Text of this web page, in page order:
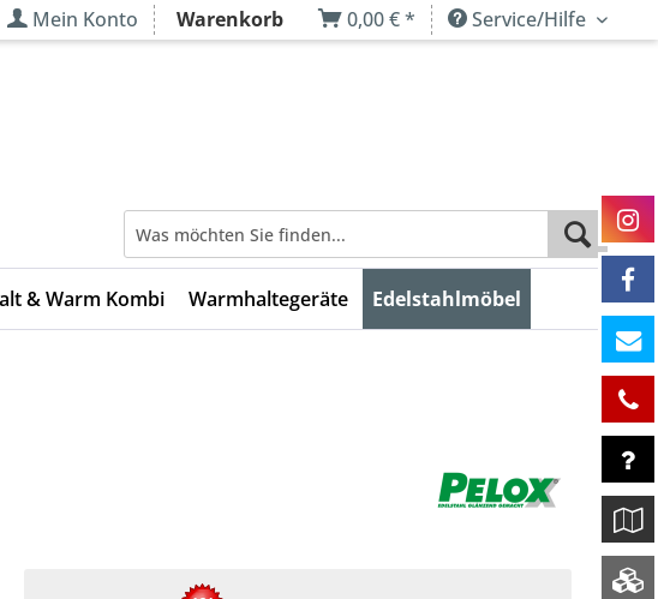
Mein Konto Warenkorb 0,00 € * Service/Hilfe
& Warm Kombi Warmhaltegeräte Edelstahlmöbel